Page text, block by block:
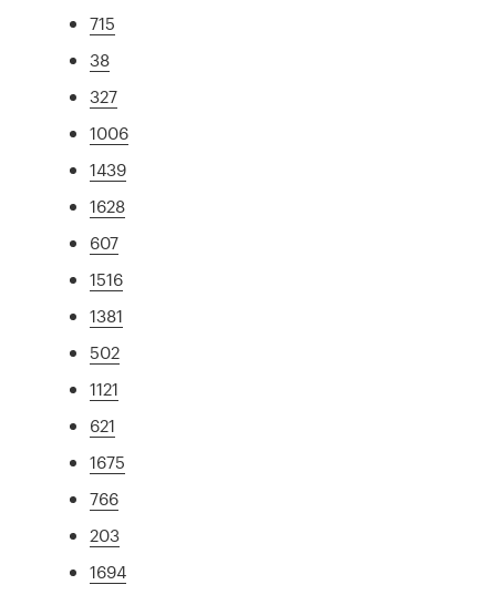
715
38
327
1006
1439
1628
607
1516
1381
502
1121
621
1675
766
203
1694